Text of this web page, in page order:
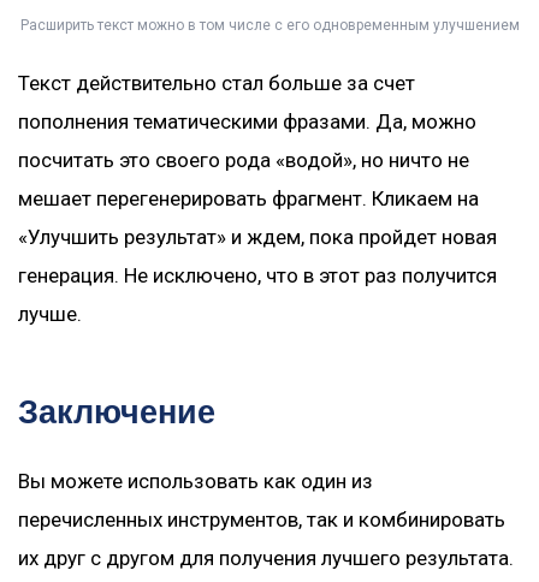
Расширить текст можно в том числе с его одновременным улучшением
Текст действительно стал больше за счет
пополнения тематическими фразами. Да, можно
посчитать это своего рода «водой», но ничто не
мешает перегенерировать фрагмент. Кликаем на
«Улучшить результат» и ждем, пока пройдет новая
генерация. Не исключено, что в этот раз получится
лучше.
Заключение
Вы можете использовать как один из
перечисленных инструментов, так и комбинировать
их друг с другом для получения лучшего результата.